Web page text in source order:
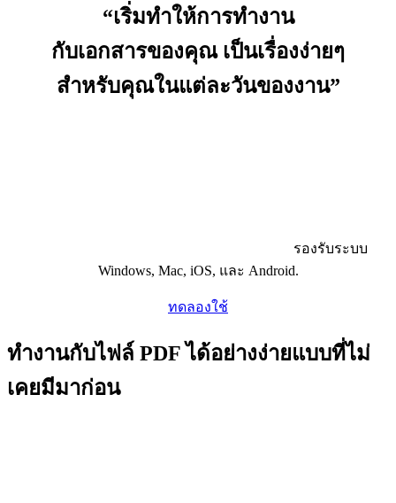
“เริ่มทำให้การทำงาน
กับเอกสารของคุณ เป็นเรื่องง่ายๆ
สำหรับคุณในแต่ละวันของงาน”
รองรับระบบ
Windows, Mac, iOS, และ Android.
ทดลองใช้
ทำงานกับไฟล์ PDF ได้อย่างง่ายแบบที่ไม่
เคยมีมาก่อน